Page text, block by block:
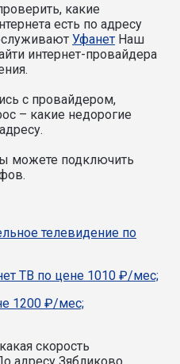
какие
есть по адресу
Уфанет Наш
интернет-провайдера
с провайдером,
– какие недорогие
можете подключить
телевидение по
ТВ по цене 1010 ₽/мес;
1200 ₽/мес;
скорость